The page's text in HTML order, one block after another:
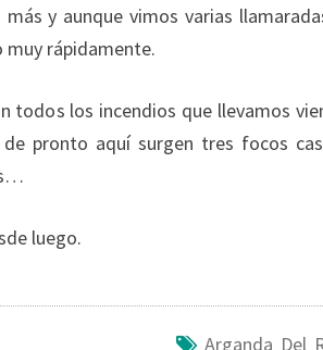
y aunque vimos varias
rápidamente.
todos los incendios que llevamos
pronto aquí surgen tres focos
luego.
Arganda Del